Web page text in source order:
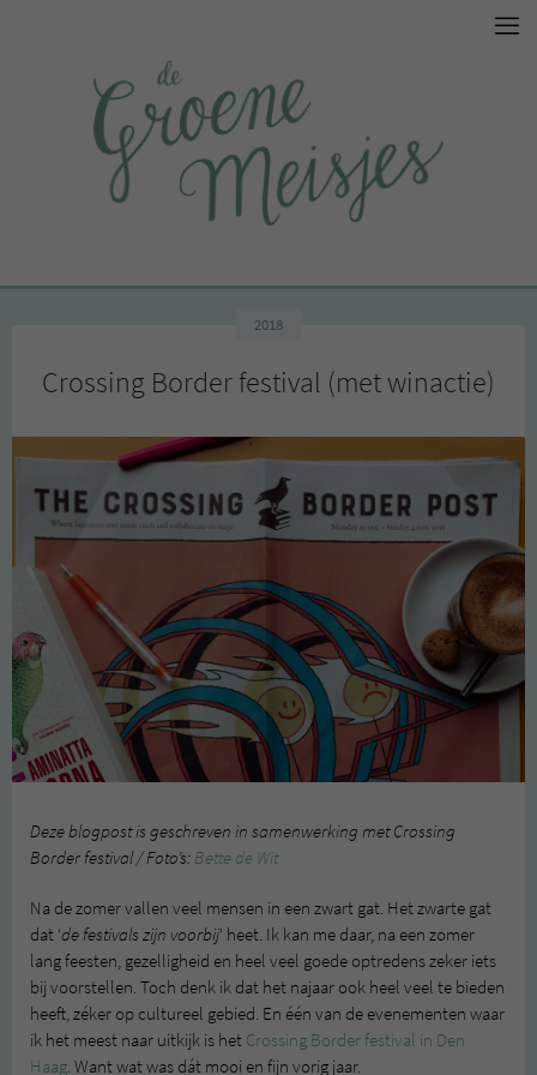
2018
Crossing Border festival (met winactie)
Deze blogpost is geschreven in samenwerking met Crossing
Border festival / Foto’s: Bette de Wit
Na de zomer vallen veel mensen in een zwart gat. Het zwarte gat
dat ‘de festivals zijn voorbij‘ heet. Ik kan me daar, na een zomer
lang feesten, gezelligheid en heel veel goede optredens zeker iets
bij voorstellen. Toch denk ik dat het najaar ook heel veel te bieden
heeft, zéker op cultureel gebied. En één van de evenementen waar
ik het meest naar uitkijk is het Crossing Border festival in Den
Haag. Want wat was dát mooi en fijn vorig jaar.